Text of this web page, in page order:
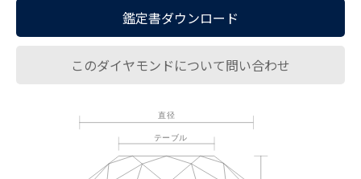
鑑定書ダウンロード
このダイヤモンドについて問い合わせ